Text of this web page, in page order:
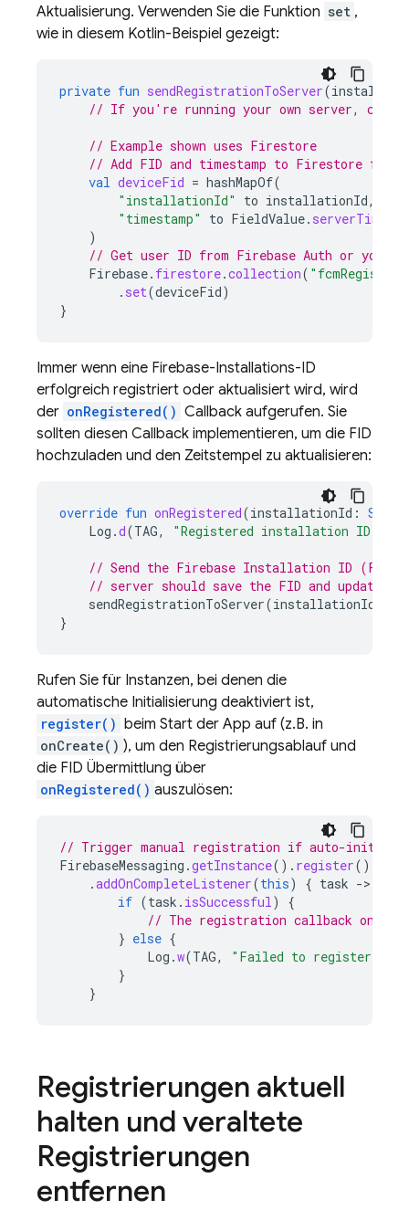
Aktualisierung. Verwenden Sie die Funktion set ,
wie in diesem Kotlin-Beispiel gezeigt:
private fun sendRegistrationToServer(
// If you're running your own server, call
// Example shown uses Firestore
// Add FID and timestamp to Firestore for
val deviceFid = hashMapOf(
"installationId"
to installationId,
"timestamp"
to FieldValue.
)
// Get user ID from Firebase Auth or your
Firebase. firestore.collection(
. set(deviceFid)
}
Immer wenn eine Firebase-Installations-ID
erfolgreich registriert oder aktualisiert wird, wird
der onRegistered() Callback aufgerufen. Sie
sollten diesen Callback implementieren, um die FID
hochzuladen und den Zeitstempel zu aktualisieren:
override fun onRegistered(installationId :
Log .d(TAG, "Registered installation ID:
// Send the Firebase Installation ID (FID)
// server should save the FID and update
sendRegistrationToServer(installationId
}
Rufen Sie für Instanzen, bei denen die
automatische Initialisierung deaktiviert ist,
register() beim Start der App auf (z.B. in
onCreate() ), um den Registrierungsablauf und
die FID Übermittlung über
onRegistered() auszulösen:
// Trigger manual registration if auto-
FirebaseMessaging .getInstance(). register()
.addOnCompleteListener(this) { task -
if (task . isSuccessful)
{
// The registration callback
} else {
Log .w(TAG,
"Failed to register with
}
}
Registrierungen aktuell
halten und veraltete
Registrierungen
entfernen